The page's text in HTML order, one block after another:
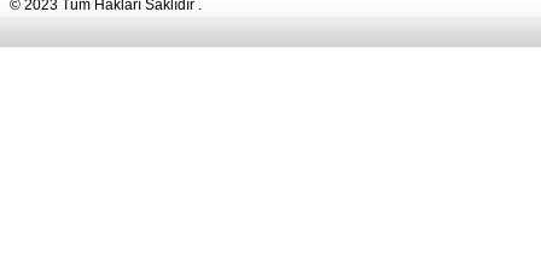
© 2023 Tüm Hakları Saklıdır .